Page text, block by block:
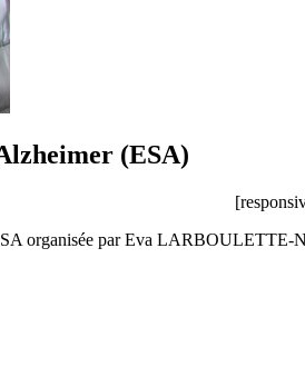
(ESA)
organisée par Eva